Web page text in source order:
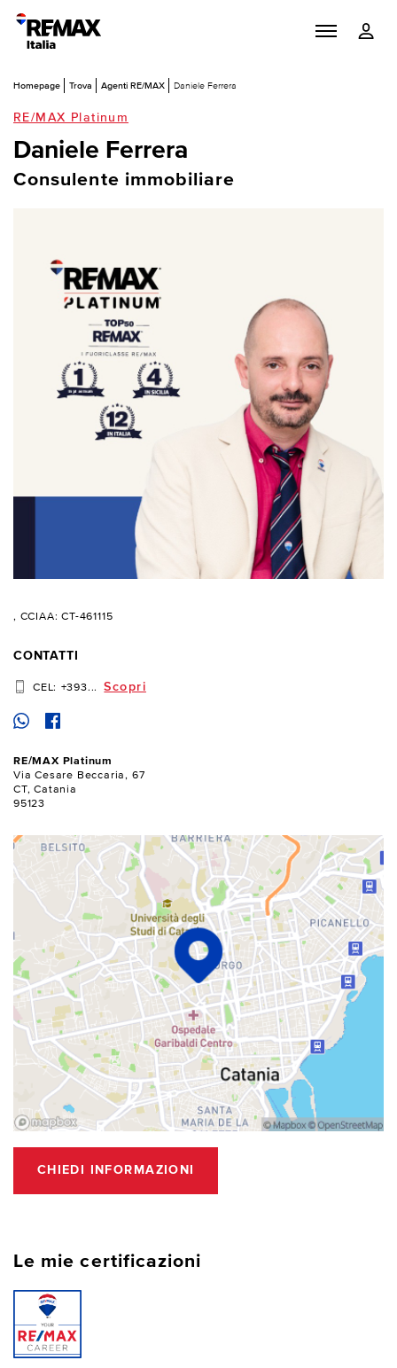
Homepage Trova Agenti RE/MAX Daniele Ferrera
RE/MAX Platinum
Daniele Ferrera
Consulente immobiliare
, CCIAA: CT-461115
CONTATTI
CEL: +393... Scopri
RE/MAX Platinum
Via Cesare Beccaria, 67
CT, Catania
95123
CHIEDI INFORMAZIONI
Le mie certificazioni